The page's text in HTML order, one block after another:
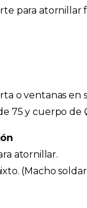
para atornillar
o ventanas en
75 y cuerpo de
atornillar.
(Macho